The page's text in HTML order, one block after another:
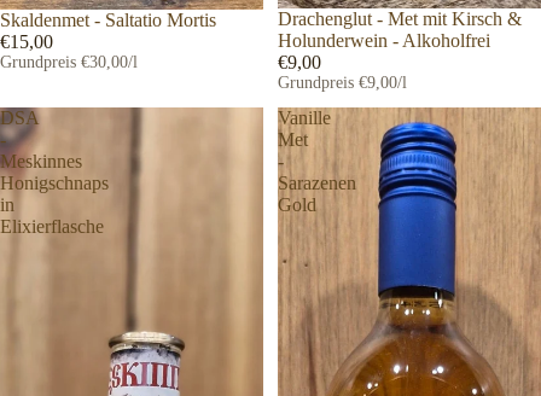
Skaldenmet - Saltatio Mortis
€15,00
Grundpreis €30,00/l
Drachenglut - Met mit Kirsch &
Holunderwein - Alkoholfrei
€9,00
Grundpreis €9,00/l
DSA
-
Meskinnes
Honigschnaps
in
Elixierflasche
Vanille
Met
-
Sarazenen
Gold